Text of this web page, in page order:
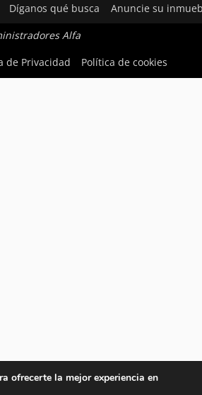
Díganos qué busca Anuncie su
Alfa
de Privacidad Política de cookies
ofrecerte la mejor experiencia en